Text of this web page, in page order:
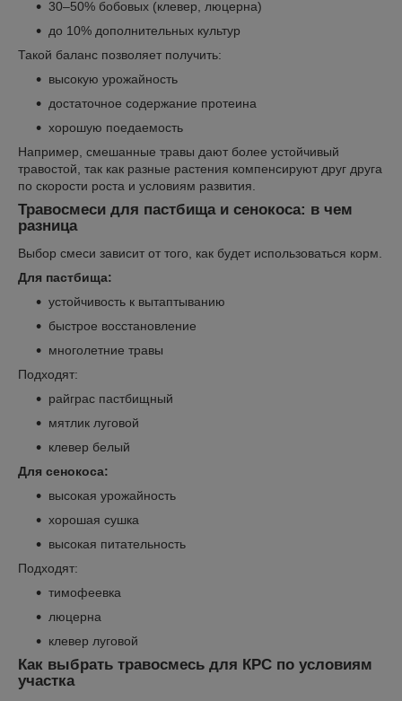
30–50% бобовых (клевер, люцерна)
до 10% дополнительных культур
Такой баланс позволяет получить:
высокую урожайность
достаточное содержание протеина
хорошую поедаемость
Например, смешанные травы дают более устойчивый
травостой, так как разные растения компенсируют друг друга
по скорости роста и условиям развития.
Травосмеси для пастбища и сенокоса: в чем
разница
Выбор смеси зависит от того, как будет использоваться корм.
Для пастбища:
устойчивость к вытаптыванию
быстрое восстановление
многолетние травы
Подходят:
райграс пастбищный
мятлик луговой
клевер белый
Для сенокоса:
высокая урожайность
хорошая сушка
высокая питательность
Подходят:
тимофеевка
люцерна
клевер луговой
Как выбрать травосмесь для КРС по условиям
участка